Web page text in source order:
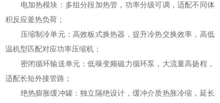
电加热模块：多组分段加热管，功率分级可调，适配不同体
积反应釜热负荷；
压缩制冷单元：高效板式换热器，提升冷热交换效率，高低
温机型匹配对应功率压缩机；
密闭循环输送单元：低噪变频磁力循环泵，大流量高扬程，
适配长短外接管路；
绝热膨胀缓冲罐：独立隔绝设计，缓冲介质热胀冷缩，延长